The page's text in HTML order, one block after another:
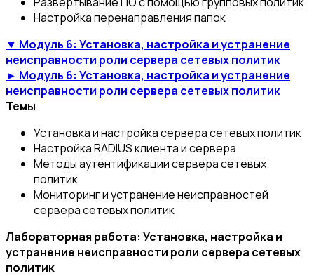
Настройка перенаправления папок
▼ Модуль 6: Установка, настройка и устранение
неисправности роли сервера сетевых политик
► Модуль 6: Установка, настройка и устранение
неисправности роли сервера сетевых политик
Темы
Установка и настройка сервера сетевых политик
Настройка RADIUS клиента и сервера
Методы аутентификации сервера сетевых
политик
Мониторинг и устранение неисправностей
сервера сетевых политик
Лабораторная работа: Установка, настройка и
устранение неисправности роли сервера сетевых
политик